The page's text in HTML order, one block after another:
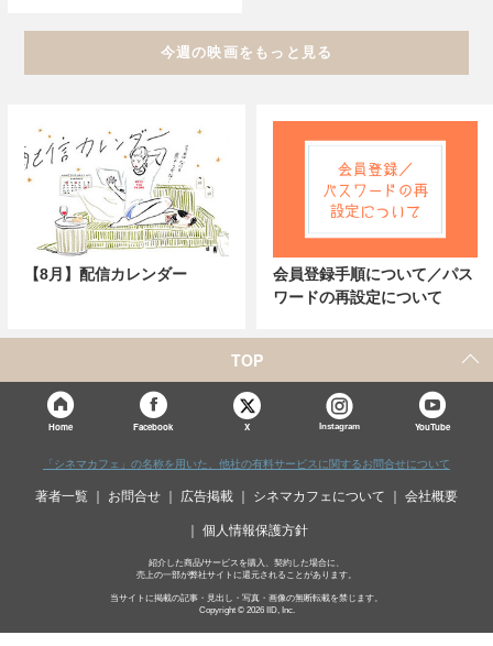
今週の映画をもっと見る
【8月】配信カレンダー
会員登録手順について／パス
ワードの再設定について
TOP
Home Facebook X Instagram YouTube
「シネマカフェ」の名称を用いた、他社の有料サービスに関するお問合せについて
著者一覧 お問合せ 広告掲載 シネマカフェについて 会社概要
個人情報保護方針
紹介した商品/サービスを購入、契約した場合に、
売上の一部が弊社サイトに還元されることがあります。
当サイトに掲載の記事・見出し・写真・画像の無断転載を禁じます。
Copyright © 2026 IID, Inc.